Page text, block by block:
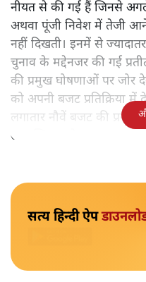
लगभग सभी बड़ी
होना है। इसी तरह रोजगार
के विस्तार एवं उनके लिए
मेडिकल सेवाओं के लिए
विस्तार एवं क्लाउड कंप्यूटिंग
डेटा सेंटरों की स्थापना
लगने की आशंका है।
अथवा पूंजी निवेश में तेजी
नहीं दिखती। इनमें से
चुनाव के मद्देनजर की गई
की प्रमुख घोषणाओं पर जोर
को अपनी बजट प्रतिक्रिया में